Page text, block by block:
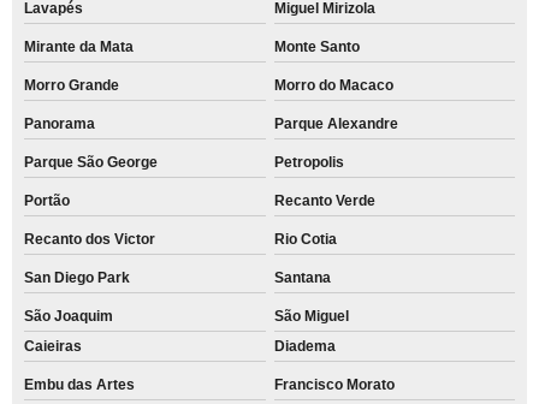
Lavapés Miguel Mirizola
Mirante da Mata Monte Santo
Morro Grande Morro do Macaco
Panorama Parque Alexandre
Parque São George Petropolis
Portão Recanto Verde
Recanto dos Victor Rio Cotia
San Diego Park Santana
São Joaquim
São Miguel
Caieiras
Diadema
Embu das Artes Francisco Morato